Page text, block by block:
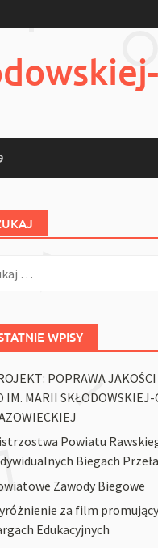
WPISY
POPRAWA
IM. MARII SKŁODOWSKIEJ-
Powiatu
Biegach
Zawody Biegowe
za film promujący
Edukacyjnych